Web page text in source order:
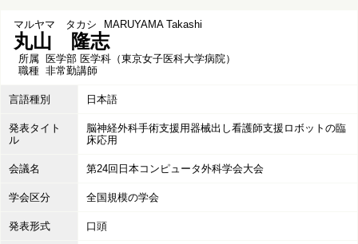
マルヤマ タカシ MARUYAMA Takashi
丸山 隆志
所属 医学部 医学科（東京女子医科大学病院）
職種 非常勤講師
言語種別 日本語
発表タイト
ル
脳神経外科手術支援用器械出し看護師支援ロボットの臨
床応用
会議名 第24回日本コンピュータ外科学会大会
学会区分 全国規模の学会
発表形式 口頭